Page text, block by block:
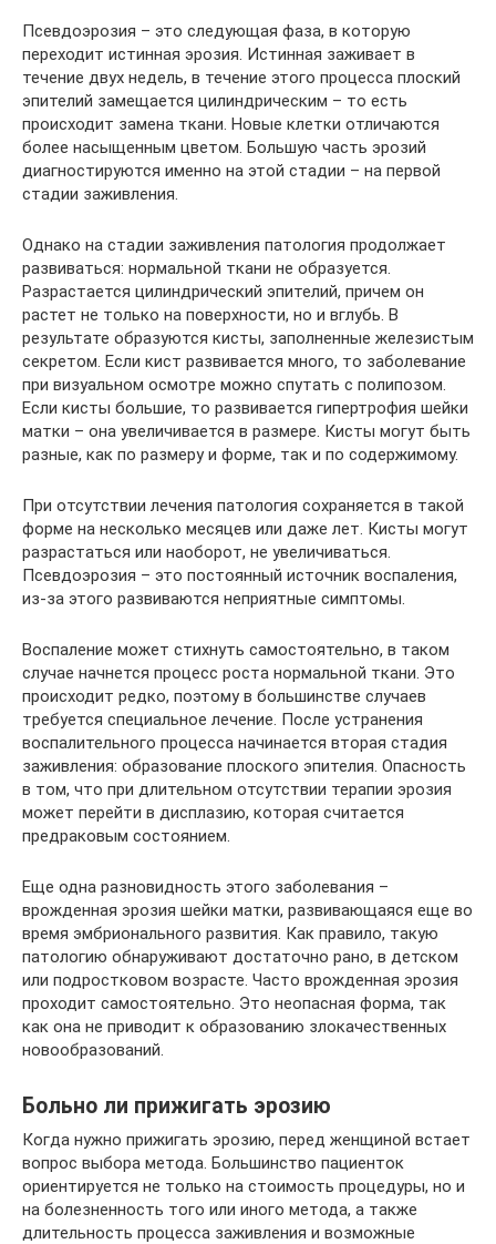
Псевдоэрозия – это следующая фаза, в которую
переходит истинная эрозия. Истинная заживает в
течение двух недель, в течение этого процесса плоский
эпителий замещается цилиндрическим – то есть
происходит замена ткани. Новые клетки отличаются
более насыщенным цветом. Большую часть эрозий
диагностируются именно на этой стадии – на первой
стадии заживления.
Однако на стадии заживления патология продолжает
развиваться: нормальной ткани не образуется.
Разрастается цилиндрический эпителий, причем он
растет не только на поверхности, но и вглубь. В
результате образуются кисты, заполненные железистым
секретом. Если кист развивается много, то заболевание
при визуальном осмотре можно спутать с полипозом.
Если кисты большие, то развивается гипертрофия шейки
матки – она увеличивается в размере. Кисты могут быть
разные, как по размеру и форме, так и по содержимому.
При отсутствии лечения патология сохраняется в такой
форме на несколько месяцев или даже лет. Кисты могут
разрастаться или наоборот, не увеличиваться.
Псевдоэрозия – это постоянный источник воспаления,
из-за этого развиваются неприятные симптомы.
Воспаление может стихнуть самостоятельно, в таком
случае начнется процесс роста нормальной ткани. Это
происходит редко, поэтому в большинстве случаев
требуется специальное лечение. После устранения
воспалительного процесса начинается вторая стадия
заживления: образование плоского эпителия. Опасность
в том, что при длительном отсутствии терапии эрозия
может перейти в дисплазию, которая считается
предраковым состоянием.
Еще одна разновидность этого заболевания –
врожденная эрозия шейки матки, развивающаяся еще во
время эмбрионального развития. Как правило, такую
патологию обнаруживают достаточно рано, в детском
или подростковом возрасте. Часто врожденная эрозия
проходит самостоятельно. Это неопасная форма, так
как она не приводит к образованию злокачественных
новообразований.
Больно ли прижигать эрозию
Когда нужно прижигать эрозию, перед женщиной встает
вопрос выбора метода. Большинство пациенток
ориентируется не только на стоимость процедуры, но и
на болезненность того или иного метода, а также
длительность процесса заживления и возможные